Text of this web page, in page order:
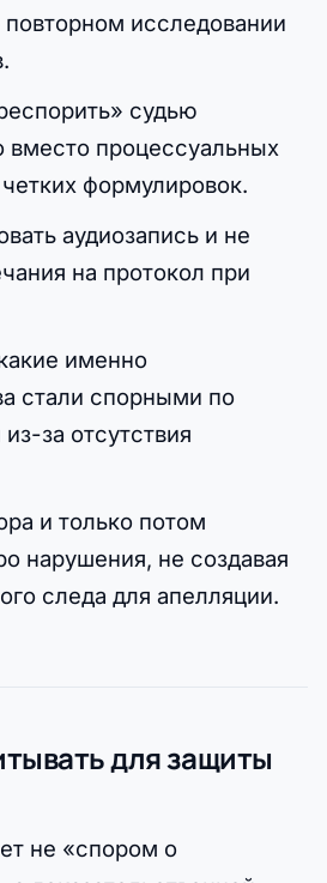
повторном исследовании
судью
вместо процессуальных
формулировок.
аудиозапись и не
на протокол при
именно
стали спорными по
за отсутствия
и только потом
нарушения, не создавая
следа для апелляции.
для защиты
не «спором о